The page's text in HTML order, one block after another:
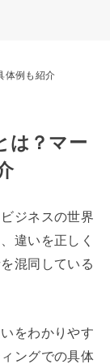
体例も紹介
は？マー
ジネスの世界
違いを正しく
混同している
をわかりやす
ングでの具体